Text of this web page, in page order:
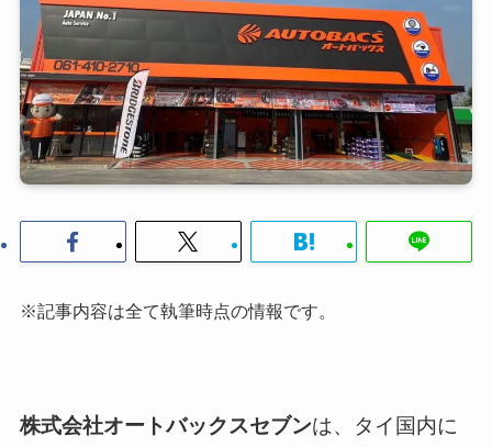
※記事内容は全て執筆時点の情報です。
株式会社オートバックスセブンは、タイ国内に